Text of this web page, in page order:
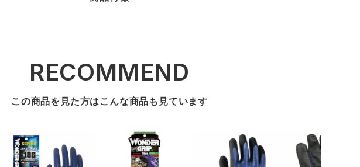
RECOMMEND
この商品を見た方はこんな商品も見ています